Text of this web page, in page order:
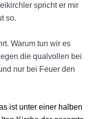
spricht er mir
so.
Warum tun wir es
die qualvollen bei
nur bei Feuer den
ist unter einer halben